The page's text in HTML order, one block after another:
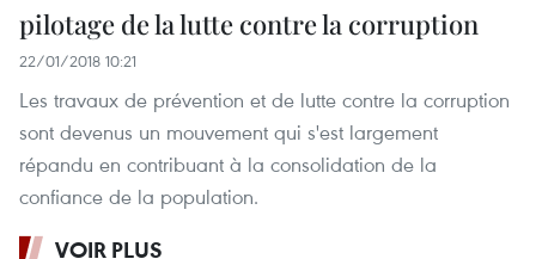
pilotage de la lutte contre la corruption
22/01/2018 10:21
Les travaux de prévention et de lutte contre la corruption
sont devenus un mouvement qui s'est largement
répandu en contribuant à la consolidation de la
confiance de la population.
VOIR PLUS